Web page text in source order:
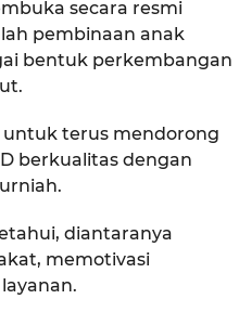
secara resmi
pembinaan anak
bentuk perkembangan
untuk terus mendorong
berkualitas dengan
diantaranya
memotivasi